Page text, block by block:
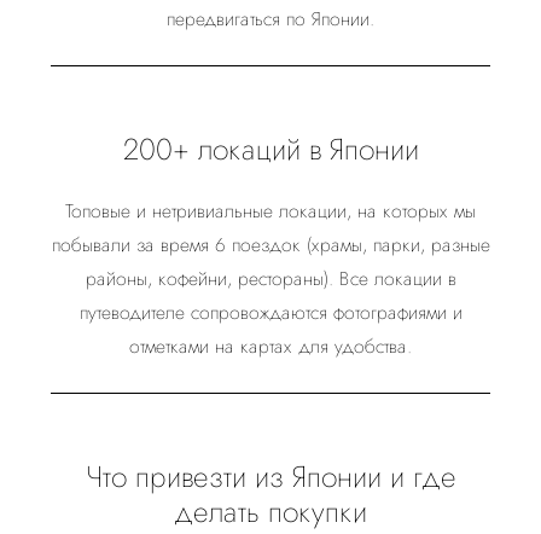
передвигаться по Японии.
200+ локаций в Японии
Топовые и нетривиальные локации, на которых мы
побывали за время 6 поездок (храмы, парки, разные
районы, кофейни, рестораны). Все локации в
путеводителе сопровождаются фотографиями и
отметками на картах для удобства.
Что привезти из Японии и где
делать покупки